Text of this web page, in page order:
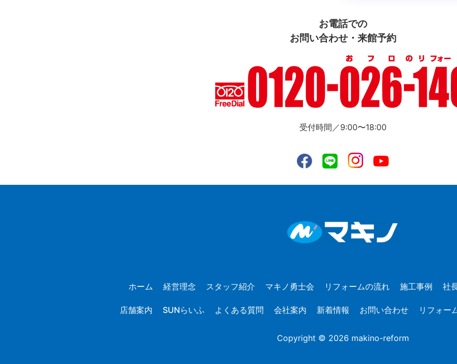
お電話での
お問い合わせ・来館予約
受付時間／9:00〜18:00
ホーム 経営理念 スタッフ紹介 マキノ勇士会 リフォームの流れ 施工事例 社
店舗案内 SUNらいふ よくある質問 会社案内 新着情報 お問い合わせ リフォー
Copyright © 2026 makino-reform